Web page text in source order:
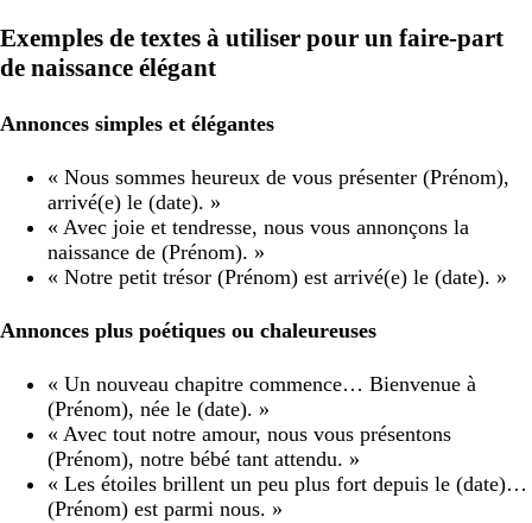
Exemples de textes à utiliser pour un faire-part
de naissance élégant
Annonces simples et élégantes
« Nous sommes heureux de vous présenter (Prénom),
arrivé(e) le (date). »
« Avec joie et tendresse, nous vous annonçons la
naissance de (Prénom). »
« Notre petit trésor (Prénom) est arrivé(e) le (date). »
Annonces plus poétiques ou chaleureuses
« Un nouveau chapitre commence… Bienvenue à
(Prénom), née le (date). »
« Avec tout notre amour, nous vous présentons
(Prénom), notre bébé tant attendu. »
« Les étoiles brillent un peu plus fort depuis le (date)…
(Prénom) est parmi nous. »